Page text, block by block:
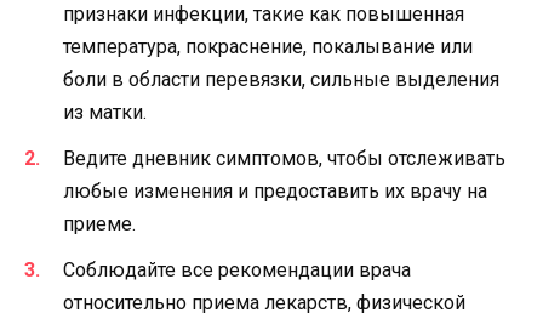
признаки инфекции, такие как повышенная
температура, покраснение, покалывание или
боли в области перевязки, сильные выделения
из матки.
Ведите дневник симптомов, чтобы отслеживать
любые изменения и предоставить их врачу на
приеме.
Соблюдайте все рекомендации врача
относительно приема лекарств, физической